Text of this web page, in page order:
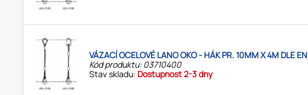
VÁZACÍ OCELOVÉ LANO OKO - HÁK PR. 10MM X 4M DLE EN
Kód produktu: 03710400
Stav skladu: Dostupnost 2-3 dny